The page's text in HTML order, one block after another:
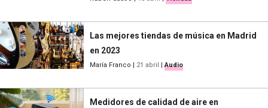
Las mejores tiendas de música en Madrid
en 2023
María Franco 21 abril |Audio
Medidores de calidad de aire en